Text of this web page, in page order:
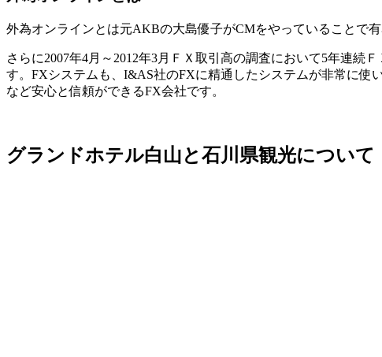
外為オンラインとは元AKBの大島優子がCMをやっていることで
さらに2007年4月～2012年3月ＦＸ取引高の調査において5年連
す。FXシステムも、I&AS社のFXに精通したシステムが非常に使
など安心と信頼ができるFX会社です。
グランドホテル白山と石川県観光について